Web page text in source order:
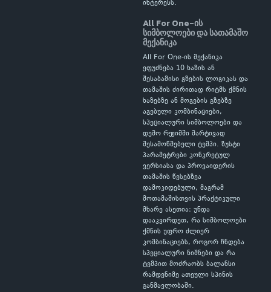
ინტერესს.
All For One-ის
სიმბოლოები და სათამაშო
მექანიკა
All For One-ის მექანიკა
ეფუძნება 10 ხაზის ან
შესაბამისი გზების ლოგიკას და
თამაშის ძირითად რიტმს ქმნის
ხაზებზე ან მოგების გზებზე
აგებული კომბინაციები,
სპეციალური სიმბოლოები და
დემო რეჟიმში მარტივად
შესამოწმებელი ტემპი. ზუსტი
პარამეტრები კონკრეტულ
ვერსიასა და პროვაიდერის
თამაშის წესებზეა
დამოკიდებული, მაგრამ
მოთამაშისთვის პრაქტიკული
მხარე ასეთია: უნდა
დააკვირდეთ, რა სიმბოლოები
ქმნის უფრო ძლიერ
კომბინაციებს, როგორ ჩნდება
სპეციალური ნიშნები და რა
ტემპით მოძრაობს ბალანსი
რამდენიმე ათეული სპინის
განმავლობაში.